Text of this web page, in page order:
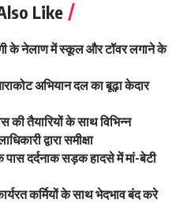
Like
के नेलाण में स्कूल और टॉवर लगाने के
अभियान दल का बूढ़ा केदार
की तैयारियों के साथ विभिन्न
द्वारा समीक्षा
पास दर्दनाक सड़क हादसे में मां-बेटी
कर्मियों के साथ भेदभाव बंद करे